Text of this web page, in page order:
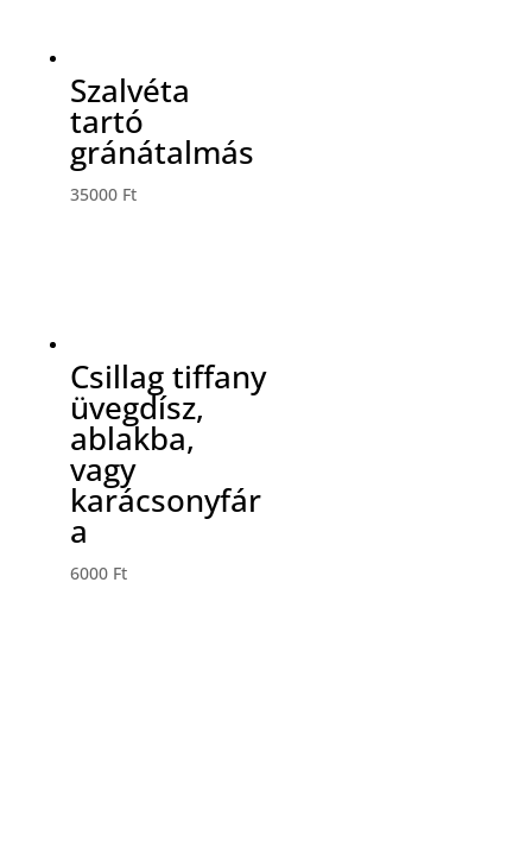
Szalvéta
tartó
gránátalmás
35000 Ft
Csillag tiffany
üvegdísz,
ablakba,
vagy
karácsonyfár
a
6000 Ft